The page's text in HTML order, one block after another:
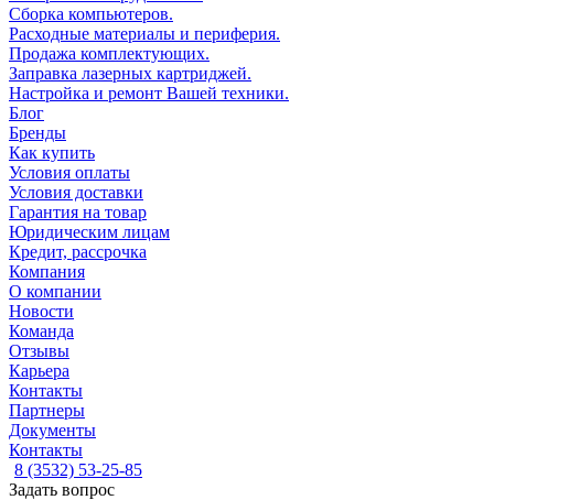
Сборка компьютеров.
Расходные материалы и периферия.
Продажа комплектующих.
Заправка лазерных картриджей.
Настройка и ремонт Вашей техники.
Блог
Бренды
Как купить
Условия оплаты
Условия доставки
Гарантия на товар
Юридическим лицам
Кредит, рассрочка
Компания
О компании
Новости
Команда
Отзывы
Карьера
Контакты
Партнеры
Документы
Контакты
8 (3532) 53-25-85
Задать вопрос